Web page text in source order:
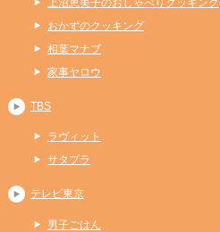
上沼恵美子のおしゃべりクッキング
おかずのクッキング
相葉マナブ
家事ヤロウ
TBS
ラヴィット
サタプラ
テレビ東京
男子ごはん